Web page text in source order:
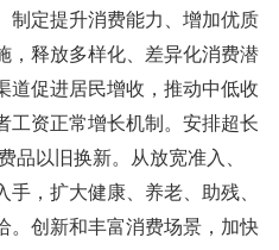
定提升消费能力、增加优质
，释放多样化、差异化消费潜
道促进居民增收，推动中低收
工资正常增长机制。安排超长
品以旧换新。从放宽准入、
，扩大健康、养老、助残、
。创新和丰富消费场景，加快